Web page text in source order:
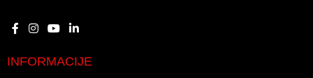
INFORMACIJE